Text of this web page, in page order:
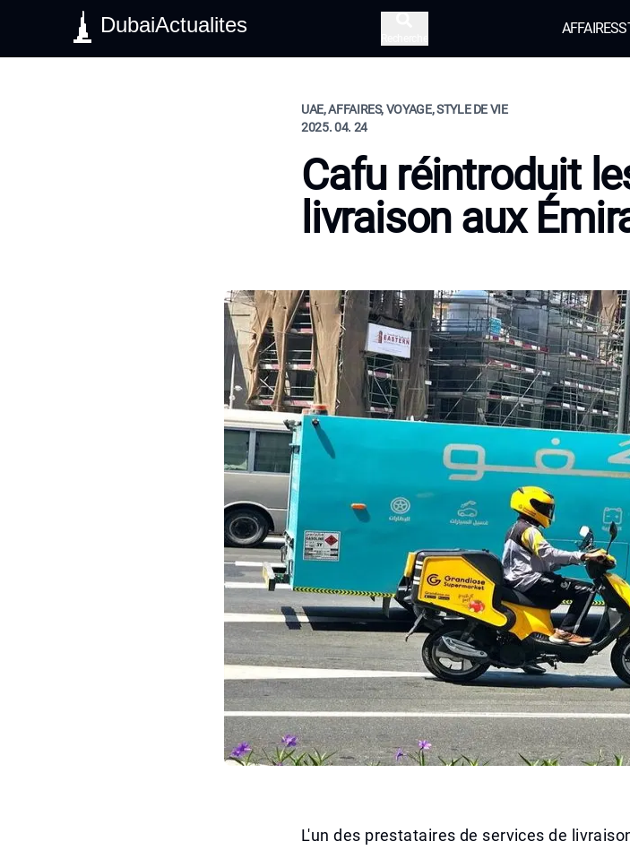
DubaiActualites AFFAIRES
UAE, AFFAIRES, VOYAGE, STYLE DE VIE
2025. 04. 24
Cafu réintroduit
livraison aux
L'un des prestataires de services de